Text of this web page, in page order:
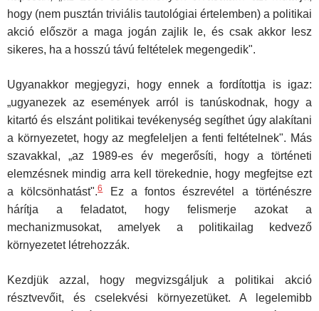
hogy (nem pusztán triviális tautológiai értelemben) a politikai
akció először a maga jogán zajlik le, és csak akkor lesz
sikeres, ha a hosszú távú feltételek megengedik".
Ugyanakkor megjegyzi, hogy ennek a fordítottja is igaz:
„ugyanezek az események arról is tanúskodnak, hogy a
kitartó és elszánt politikai tevékenység segíthet úgy alakítani
a környezetet, hogy az megfeleljen a fenti feltételnek". Más
szavakkal, „az 1989-es év megerősíti, hogy a történeti
elemzésnek mindig arra kell törekednie, hogy megfejtse ezt
a kölcsönhatást".6Ez a fontos észrevétel a történészre
hárítja a feladatot, hogy felismerje azokat a
mechanizmusokat, amelyek a politikailag ked­vező
környezetet létrehozzák.
Kezdjük azzal, hogy megvizsgáljuk a politikai akció
résztvevőit, és cselekvési környezetüket. A legelemibb